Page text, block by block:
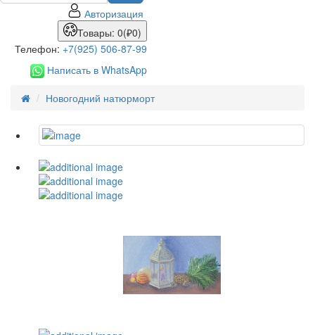
Авторизация
Товары: 0(₽0)
Телефон: +7(925) 506-87-99
Написать в WhatsApp
Новогодний натюрморт